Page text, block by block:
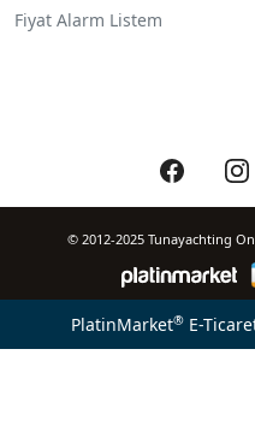
Fiyat Alarm Listem
© 2012-2025 Tunayachting
PlatinMarket®E-